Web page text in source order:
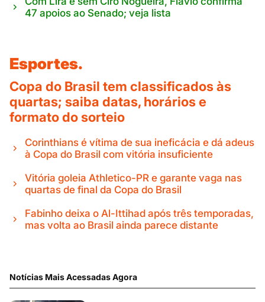
47 apoios ao Senado; veja lista
Esportes.
Copa do Brasil tem classificados às
quartas; saiba datas, horários e
formato do sorteio
Corinthians é vítima de sua ineficácia e dá adeus
à Copa do Brasil com vitória insuficiente
Vitória goleia Athletico-PR e garante vaga nas
quartas de final da Copa do Brasil
Fabinho deixa o Al-Ittihad após três temporadas,
mas volta ao Brasil ainda parece distante
Notícias Mais Acessadas Agora